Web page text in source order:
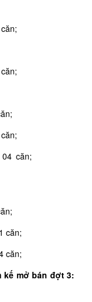
căn;
căn;
căn;
mở bán đợt 3: